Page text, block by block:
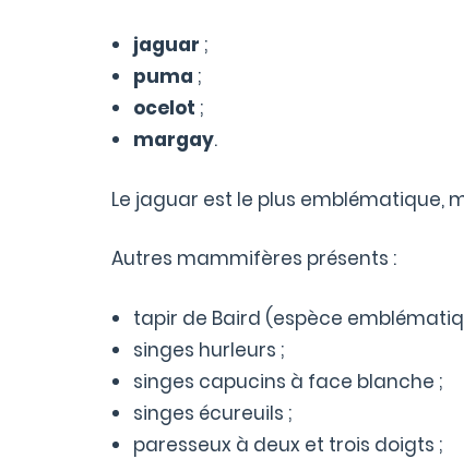
jaguar ;
puma ;
ocelot ;
margay.
Le jaguar est le plus emblématique,
Autres mammifères présents :
tapir de Baird (espèce
singes hurleurs ;
singes capucins à face blanche ;
singes écureuils ;
paresseux à deux et trois doigts ;